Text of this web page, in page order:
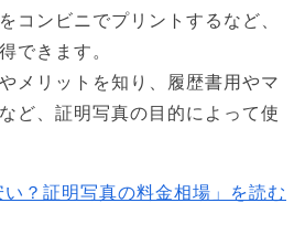
コンビニでプリントするなど、
できます。
メリットを知り、履歴書用やマ
ど、証明写真の目的によって使
い？証明写真の料金相場」を読む